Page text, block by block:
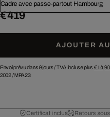
Cadre avec passe-partout Hambourg
€ 419
AJOUTER
Envoi prévu dans 9 jours /TVA incluse plus € 14,90
2002/MPA23
Certificat inclus Retours